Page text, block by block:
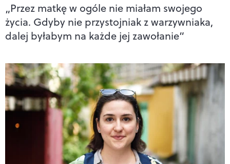
„Przez matkę w ogóle nie miałam swojego
życia. Gdyby nie przystojniak z warzywniaka,
dalej byłabym na każde jej zawołanie”